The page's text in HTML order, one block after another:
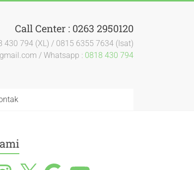
Call Center : 0263 2950120
794 (XL) / 0815 6355 7634 (Isat)
/ Whatsapp : 0818 430 794